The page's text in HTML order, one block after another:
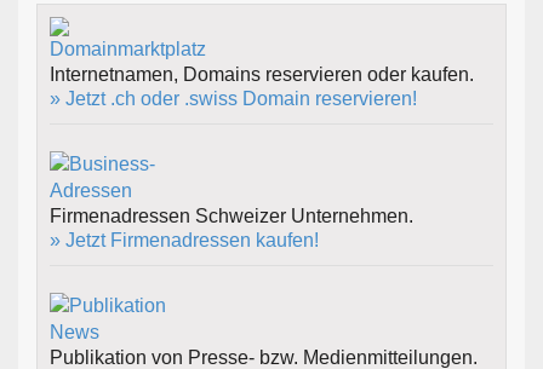
Internetnamen, Domains reservieren oder kaufen.
» Jetzt .ch oder .swiss Domain reservieren!
Firmenadressen Schweizer Unternehmen.
» Jetzt Firmenadressen kaufen!
Publikation von Presse- bzw. Medienmitteilungen.